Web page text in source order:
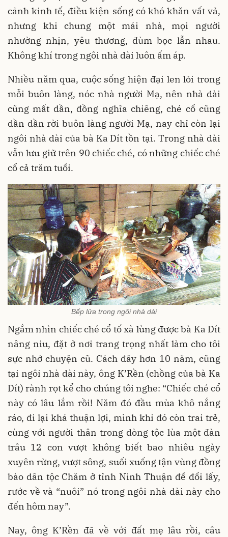
cảnh kinh tế, điều kiện sống có khó khăn vất vả,
nhưng khi chung một mái nhà, mọi người
nhường nhịn, yêu thương, đùm bọc lẫn nhau.
Không khí trong ngôi nhà dài luôn ấm áp.
Nhiều năm qua, cuộc sống hiện đại len lỏi trong
mỗi buôn làng, nóc nhà người Mạ, nên nhà dài
cũng mất dần, đồng nghĩa chiêng, ché cổ cũng
dần dần rời buôn làng người Mạ, nay chỉ còn lại
ngôi nhà dài của bà Ka Dít tồn tại. Trong nhà dài
vẫn lưu giữ trên 90 chiếc ché, có những chiếc ché
cổ cả trăm tuổi.
Bếp lửa trong ngôi nhà dài
Ngắm nhìn chiếc ché cổ tố xà lùng được bà Ka Dít
nâng niu, đặt ở nơi trang trọng nhất làm cho tôi
sực nhớ chuyện cũ. Cách đây hơn 10 năm, cũng
tại ngôi nhà dài này, ông K’Rền (chồng của bà Ka
Dít) rành rọt kể cho chúng tôi nghe: “Chiếc ché cổ
này có lâu lắm rồi! Năm đó đầu mùa khô nắng
ráo, đi lại khá thuận lợi, mình khi đó còn trai trẻ,
cùng với người thân trong dòng tộc lùa một đàn
trâu 12 con vượt không biết bao nhiêu ngày
xuyên rừng, vượt sông, suối xuống tận vùng đồng
bào dân tộc Chăm ở tỉnh Ninh Thuận để đổi lấy,
rước về và “nuôi” nó trong ngôi nhà dài này cho
đến hôm nay”.
Nay, ông K’Rền đã về với đất mẹ lâu rồi, câu